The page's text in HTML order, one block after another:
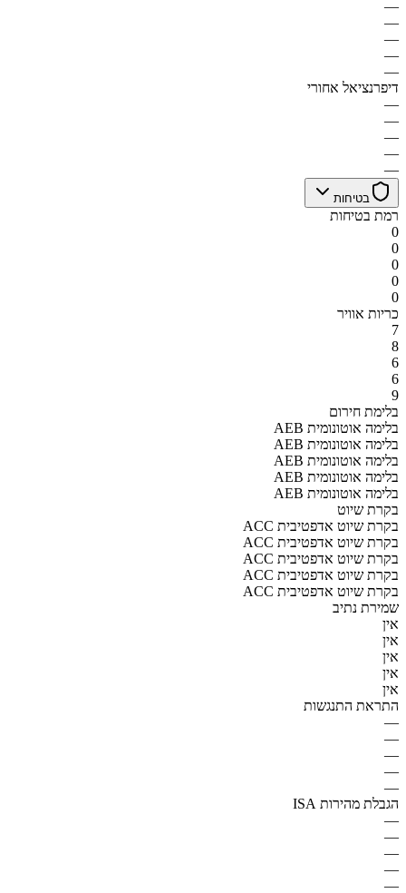
—
—
—
—
—
דיפרנציאל אחורי
—
—
—
—
—
בטיחות
רמת בטיחות
0
0
0
0
0
כריות אוויר
7
8
6
6
9
בלימת חירום
AEB בלימה אוטונומית
AEB בלימה אוטונומית
AEB בלימה אוטונומית
AEB בלימה אוטונומית
AEB בלימה אוטונומית
בקרת שיוט
ACC בקרת שיוט אדפטיבית
ACC בקרת שיוט אדפטיבית
ACC בקרת שיוט אדפטיבית
ACC בקרת שיוט אדפטיבית
ACC בקרת שיוט אדפטיבית
שמירת נתיב
אין
אין
אין
אין
אין
התראת התנגשות
—
—
—
—
—
הגבלת מהירות ISA
—
—
—
—
—